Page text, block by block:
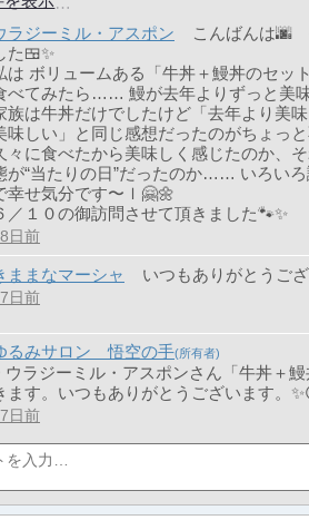
ラジーミル・アスポン
こんばんは🌆
た🍱✨
は ボリュームある「牛丼＋鰻丼のセッ
べてみたら…… 鰻が去年よりずっと美
族は牛丼だけでしたけど「去年より美
味しい」と同じ感想だったのがちょっと
々に食べたから美味しく感じたのか、
が“当たりの日”だったのか…… いろい
幸せ気分です〜ｌ🤗🌼
／１０の御訪問させて頂きました🐾✨
日前
ままなマーシャ いつもありがとうご
日前
るみサロン 悟空の手
ウラジーミル・アスポンさん「牛丼＋
ます。いつもありがとうございます。
日前